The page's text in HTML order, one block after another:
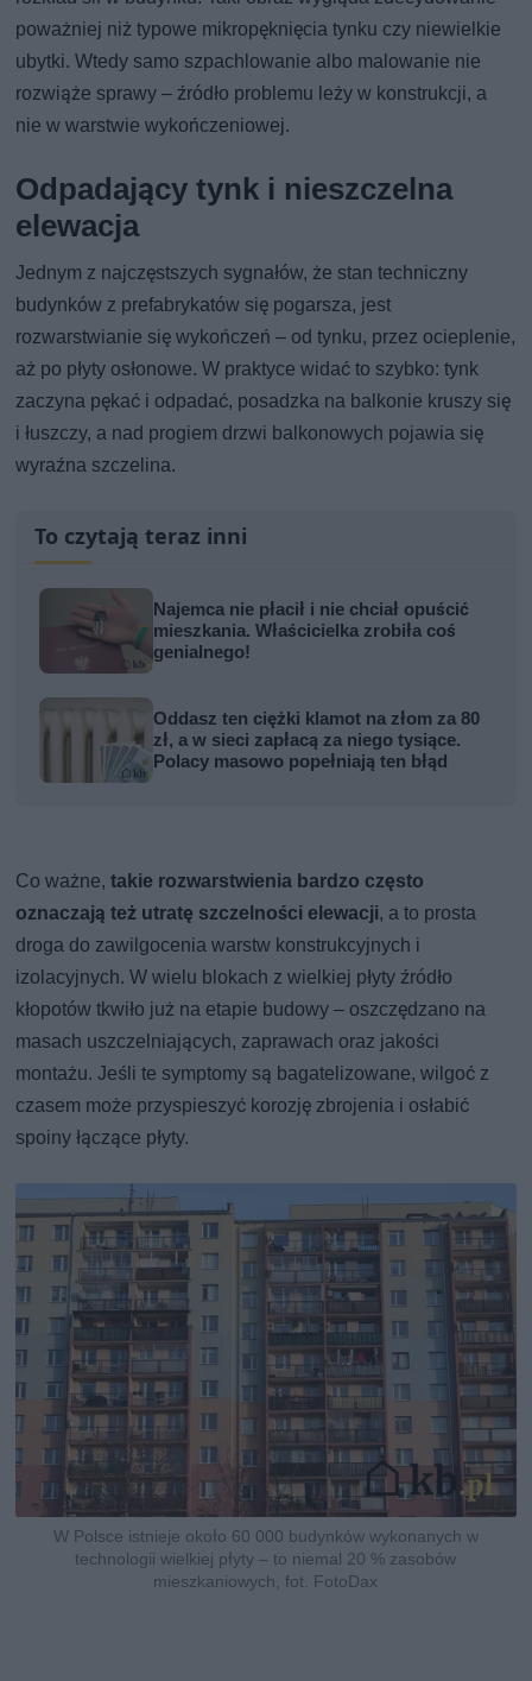
poważniej niż typowe mikropęknięcia tynku czy niewielkie
ubytki. Wtedy samo szpachlowanie albo malowanie nie
rozwiąże sprawy – źródło problemu leży w konstrukcji, a
nie w warstwie wykończeniowej.
Odpadający tynk i nieszczelna
elewacja
Jednym z najczęstszych sygnałów, że stan techniczny
budynków z prefabrykatów się pogarsza, jest
rozwarstwianie się wykończeń – od tynku, przez ocieplenie,
aż po płyty osłonowe. W praktyce widać to szybko: tynk
zaczyna pękać i odpadać, posadzka na balkonie kruszy się
i łuszczy, a nad progiem drzwi balkonowych pojawia się
wyraźna szczelina.
To czytają teraz inni
Najemca nie płacił i nie chciał opuścić
mieszkania. Właścicielka zrobiła coś
genialnego!
Oddasz ten ciężki klamot na złom za 80
zł, a w sieci zapłacą za niego tysiące.
Polacy masowo popełniają ten błąd
Co ważne, takie rozwarstwienia bardzo często
oznaczają też utratę szczelności elewacji, a to prosta
droga do zawilgocenia warstw konstrukcyjnych i
izolacyjnych. W wielu blokach z wielkiej płyty źródło
kłopotów tkwiło już na etapie budowy – oszczędzano na
masach uszczelniających, zaprawach oraz jakości
montażu. Jeśli te symptomy są bagatelizowane, wilgoć z
czasem może przyspieszyć korozję zbrojenia i osłabić
spoiny łączące płyty.
W Polsce istnieje około 60 000 budynków wykonanych w
technologii wielkiej płyty – to niemal 20 % zasobów
mieszkaniowych, fot. FotoDax